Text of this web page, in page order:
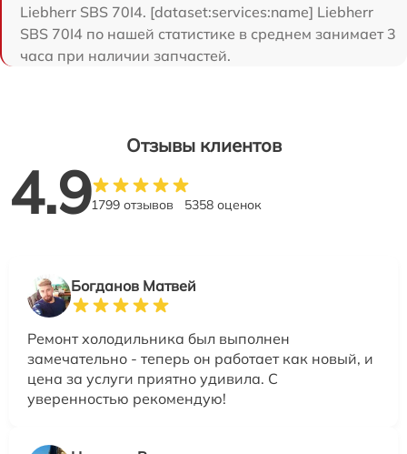
Liebherr SBS 70I4. [dataset:services:name] Liebherr
SBS 70I4 по нашей статистике в среднем занимает 3
часа при наличии запчастей.
Отзывы клиентов
4.91799 отзывов 5358 оценок
Богданов Матвей
Ремонт холодильника был выполнен
замечательно - теперь он работает как новый, и
цена за услуги приятно удивила. С
уверенностью рекомендую!